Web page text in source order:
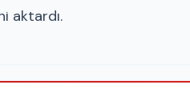
aktardı.